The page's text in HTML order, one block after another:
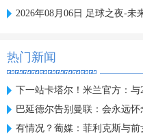
2026年08月06日 足球之夜-未
热门新闻
下一站卡塔尔！米兰官方：
巴延德尔告别曼联：会永远
有情况？葡媒：菲利克斯与